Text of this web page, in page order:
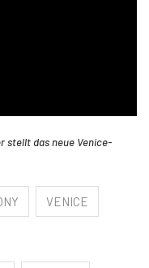
stellt das neue Venice-
VENICE